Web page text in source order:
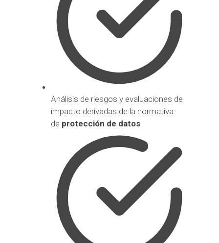
Análisis de riesgos y evaluaciones de
impacto derivadas de la normativa
de protección de datos